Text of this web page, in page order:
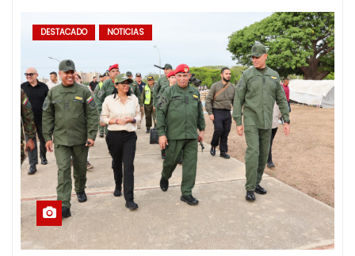
DESTACADO NOTICIAS